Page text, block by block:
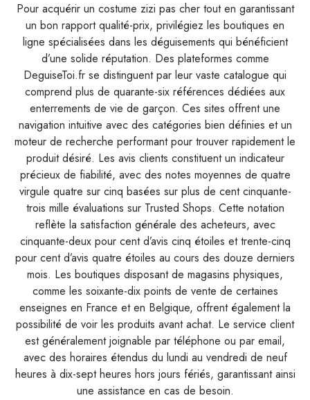
Pour acquérir un costume zizi pas cher tout en garantissant
un bon rapport qualité-prix, privilégiez les boutiques en
ligne spécialisées dans les déguisements qui bénéficient
d’une solide réputation. Des plateformes comme
DeguiseToi.fr se distinguent par leur vaste catalogue qui
comprend plus de quarante-six références dédiées aux
enterrements de vie de garçon. Ces sites offrent une
navigation intuitive avec des catégories bien définies et un
moteur de recherche performant pour trouver rapidement le
produit désiré. Les avis clients constituent un indicateur
précieux de fiabilité, avec des notes moyennes de quatre
virgule quatre sur cinq basées sur plus de cent cinquante-
trois mille évaluations sur Trusted Shops. Cette notation
reflète la satisfaction générale des acheteurs, avec
cinquante-deux pour cent d’avis cinq étoiles et trente-cinq
pour cent d’avis quatre étoiles au cours des douze derniers
mois. Les boutiques disposant de magasins physiques,
comme les soixante-dix points de vente de certaines
enseignes en France et en Belgique, offrent également la
possibilité de voir les produits avant achat. Le service client
est généralement joignable par téléphone ou par email,
avec des horaires étendus du lundi au vendredi de neuf
heures à dix-sept heures hors jours fériés, garantissant ainsi
une assistance en cas de besoin.